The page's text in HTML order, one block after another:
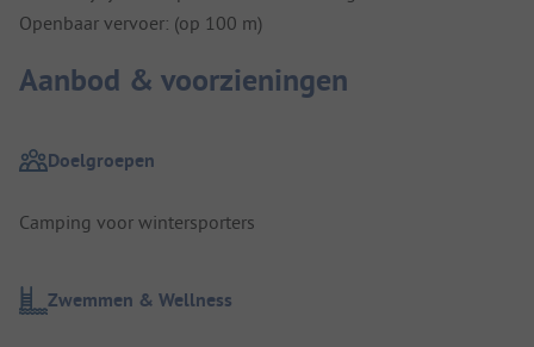
Openbaar vervoer: (op 100 m)
Aanbod & voorzieningen
Doelgroepen
Camping voor wintersporters
Zwemmen & Wellness